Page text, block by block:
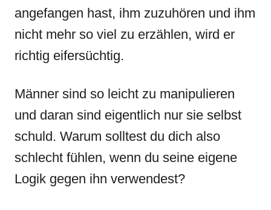
angefangen hast, ihm zuzuhören und ihm
nicht mehr so viel zu erzählen, wird er
richtig eifersüchtig.
Männer sind so leicht zu manipulieren
und daran sind eigentlich nur sie selbst
schuld. Warum solltest du dich also
schlecht fühlen, wenn du seine eigene
Logik gegen ihn verwendest?